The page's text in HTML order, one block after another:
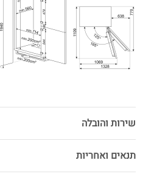
שירות והובלה
תנאים ואחריות